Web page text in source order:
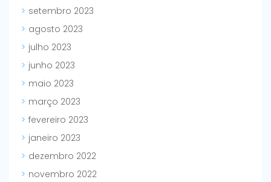
setembro 2023
agosto 2023
julho 2023
junho 2023
maio 2023
março 2023
fevereiro 2023
janeiro 2023
dezembro 2022
novembro 2022